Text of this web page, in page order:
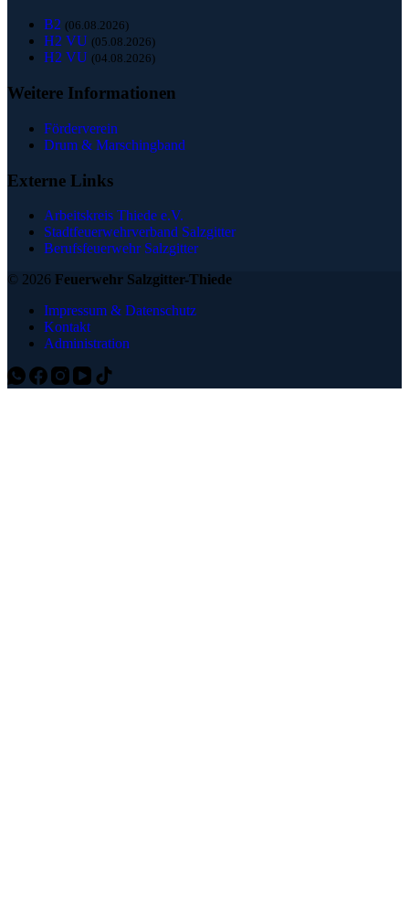
B2 (06.08.2026)
H2 VU (05.08.2026)
H2 VU (04.08.2026)
Weitere Informationen
Förderverein
Drum & Marschingband
Externe Links
Arbeitskreis Thiede e.V.
Stadtfeuerwehrverband Salzgitter
Berufsfeuerwehr Salzgitter
© 2026 Feuerwehr Salzgitter-Thiede
Impressum & Datenschutz
Kontakt
Administration